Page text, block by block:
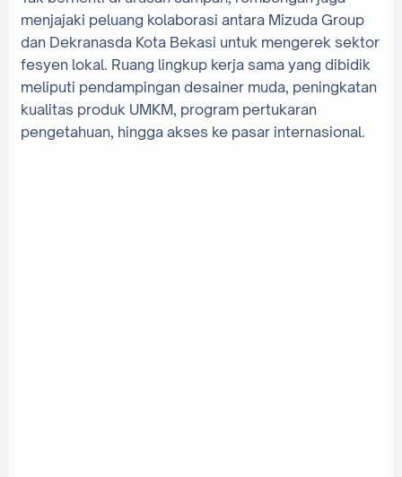
menjajaki peluang kolaborasi antara Mizuda Group
dan Dekranasda Kota Bekasi untuk mengerek sektor
fesyen lokal. Ruang lingkup kerja sama yang dibidik
meliputi pendampingan desainer muda, peningkatan
kualitas produk UMKM, program pertukaran
pengetahuan, hingga akses ke pasar internasional.